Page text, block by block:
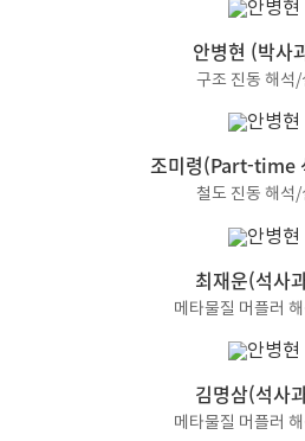
안병현 (박사
구조 진동 해석/
조미령(Part-time
철도 진동 해석/
최재운(석사
메타물질 머플러
김명삼(석사
메타물질 머플러